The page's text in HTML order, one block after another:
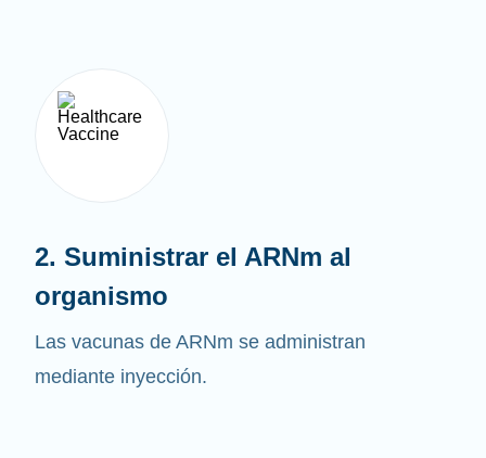
2. Suministrar el ARNm al
organismo
Las vacunas de ARNm se administran
mediante inyección.